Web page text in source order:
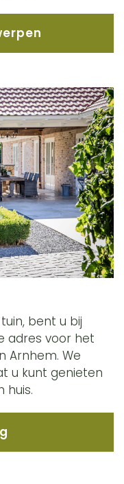
bent u bij
adres voor het
Arnhem. We
u kunt genieten
huis.